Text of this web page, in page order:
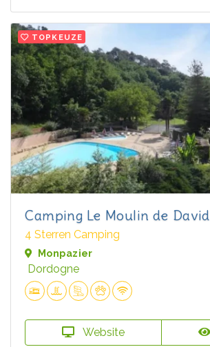
TOPKEUZE
Camping Le Moulin de David
4 Sterren Camping
Monpazier
Dordogne
Website